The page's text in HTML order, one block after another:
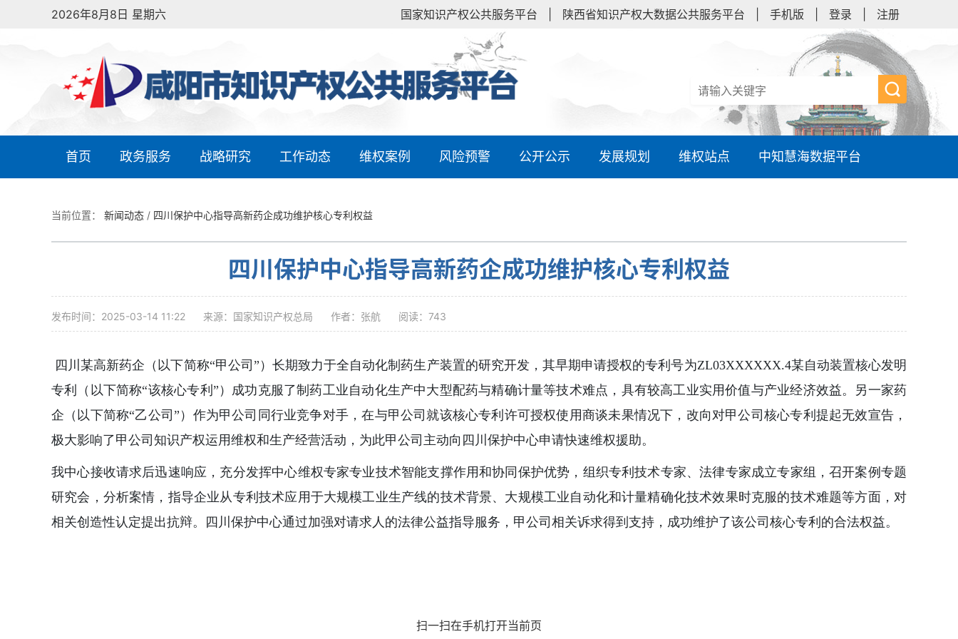
2026年8月8日 星期六 国家知识产权公共服务平台 陕西省知识产权大数据公共服务平台 手机版 登录 注册
首页 政务服务 战略研究 工作动态 维权案例 风险预警 公开公示 发展规划 维权站点 中知慧海数据平台
当前位置： 新闻动态 / 四川保护中心指导高新药企成功维护核心专利权益
四川保护中心指导高新药企成功维护核心专利权益
发布时间：2025-03-14 11:22 来源：国家知识产权总局 作者：张航 阅读：743
四川某高新药企（以下简称“甲公司”）长期致力于全自动化制药生产装置的研究开发，其早期申请授权的专利号为ZL03XXXXXX.4某自动装置核心发明
专利（以下简称“该核心专利”）成功克服了制药工业自动化生产中大型配药与精确计量等技术难点，具有较高工业实用价值与产业经济效益。另一家药
企（以下简称“乙公司”）作为甲公司同行业竞争对手，在与甲公司就该核心专利许可授权使用商谈未果情况下，改向对甲公司核心专利提起无效宣告，
极大影响了甲公司知识产权运用维权和生产经营活动，为此甲公司主动向四川保护中心申请快速维权援助。
我中心接收请求后迅速响应，充分发挥中心维权专家专业技术智能支撑作用和协同保护优势，组织专利技术专家、法律专家成立专家组，召开案例专题
研究会，分析案情，指导企业从专利技术应用于大规模工业生产线的技术背景、大规模工业自动化和计量精确化技术效果时克服的技术难题等方面，对
相关创造性认定提出抗辩。四川保护中心通过加强对请求人的法律公益指导服务，甲公司相关诉求得到支持，成功维护了该公司核心专利的合法权益。
扫一扫在手机打开当前页